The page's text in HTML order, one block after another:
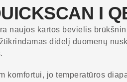
I
naujos kartos bevielis
didelį duomenų
komfortui, jo temperatūros